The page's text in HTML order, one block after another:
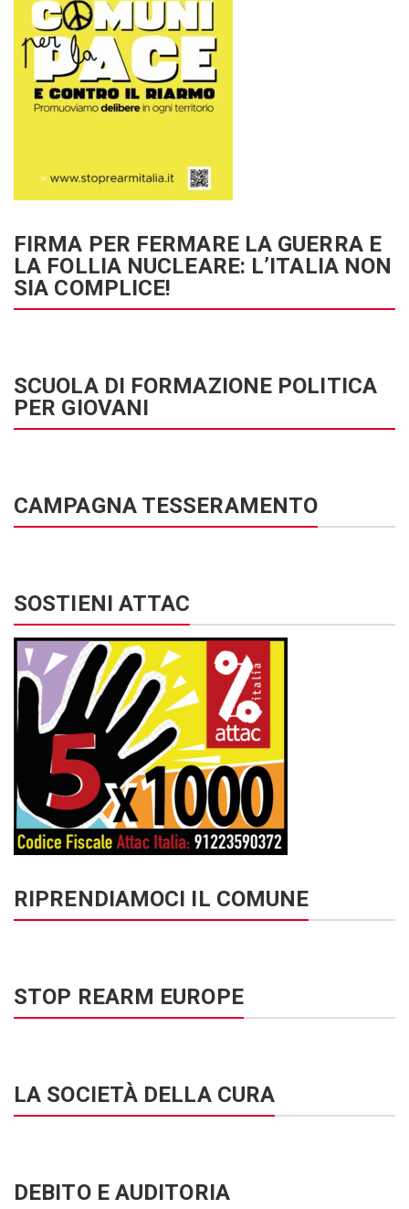
FIRMA PER FERMARE LA GUERRA E
LA FOLLIA NUCLEARE: L’ITALIA NON
SIA COMPLICE!
SCUOLA DI FORMAZIONE POLITICA
PER GIOVANI
CAMPAGNA TESSERAMENTO
SOSTIENI ATTAC
RIPRENDIAMOCI IL COMUNE
STOP REARM EUROPE
LA SOCIETÀ DELLA CURA
DEBITO E AUDITORIA